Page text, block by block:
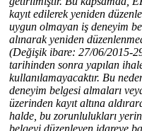
kayıt edilerek yeniden
uygun olmayan iş deneyim
alınarak yeniden
(Değişik ibare: 27/06/2015-
tarihinden sonra yapılan
kullanılamayacaktır. Bu
deneyim belgesi almaları
üzerinden kayıt altına
halde, bu zorunlulukları
belgeyi düzenleyen idareye